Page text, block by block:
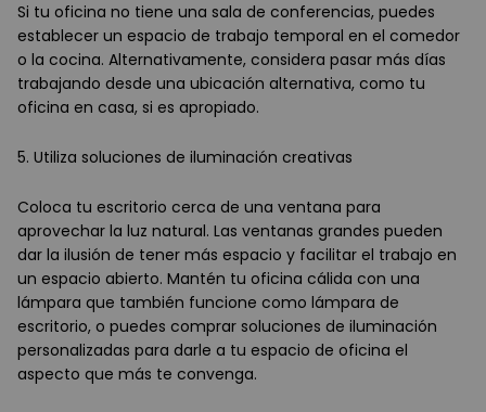
Si tu oficina no tiene una sala de conferencias, puedes
establecer un espacio de trabajo temporal en el comedor
o la cocina. Alternativamente, considera pasar más días
trabajando desde una ubicación alternativa, como tu
oficina en casa, si es apropiado.
5. Utiliza soluciones de iluminación creativas
Coloca tu escritorio cerca de una ventana para
aprovechar la luz natural. Las ventanas grandes pueden
dar la ilusión de tener más espacio y facilitar el trabajo en
un espacio abierto. Mantén tu oficina cálida con una
lámpara que también funcione como lámpara de
escritorio, o puedes comprar soluciones de iluminación
personalizadas para darle a tu espacio de oficina el
aspecto que más te convenga.